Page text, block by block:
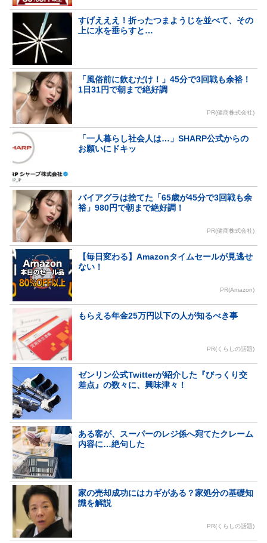
すげえええ！折ったつまようじを並べて、その
上に水を垂らすと…
「風俗前に飲むだけ！」45分で3回戦も余裕！
1日31円で朝まで絶好調
PR(健商株式会社)
「一人暮らし社会人は…」SHARP公式からの
お願いにドキッ
バイアグラは捨てた「65歳が45分で3回戦も余
裕」980円で朝まで絶好調！
PR(健商株式会社)
【毎日変わる】Amazonタイムセールが見逃せ
ない！
PR(Amazon)
もらえる年金25万円以下の人が知るべき事
PR(くらしの話題)
ゼンリン公式Twitterが紹介した『びっくり交
差点』の数々に、興味津々！
ある客が、スーパーのレジ係へ宛てたクレーム
内容に…絶句した
家の売却成功にはカギがある？家処分の基礎知
識を解説
PR(くらしの話題)